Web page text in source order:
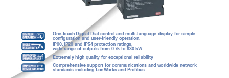
One-touch Digital Dial control and multi-language display for simple
configuration and user-friendly operation.
IP00, IP20 and IP54 protection ratings,
wide range of outputs from 0.75 to 630 kW
Extremely high quality for exceptional reliability
Comprehensive support for communications and worldwide network
standards including LonWorks and Profibus